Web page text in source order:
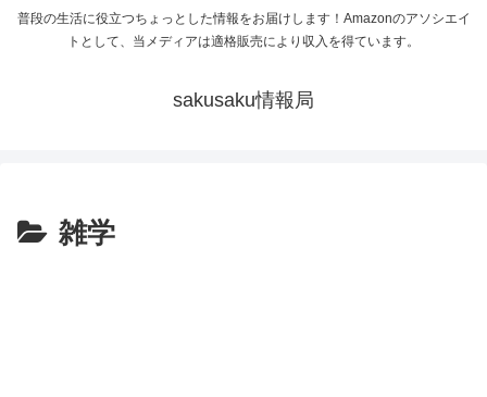
普段の生活に役立つちょっとした情報をお届けします！Amazonのアソシエイ
トとして、当メディアは適格販売により収入を得ています。
sakusaku情報局
雑学